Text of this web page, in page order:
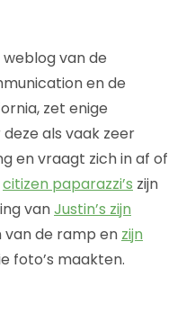
weblog van de
en de
zet enige
als vaak zeer
en vraagt zich in af of
citizen paparazzi’s zijn
vanJustin’s zijn
de ramp en zijn
foto’s maakten.